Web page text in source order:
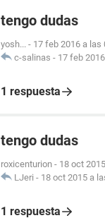
tengo dudas
yosh... - 17 feb 2016 a las
c-salinas - 17 feb
1 respuesta
tengo dudas
roxicenturion - 18 oct
LJeri - 18 oct 2015 a
1 respuesta